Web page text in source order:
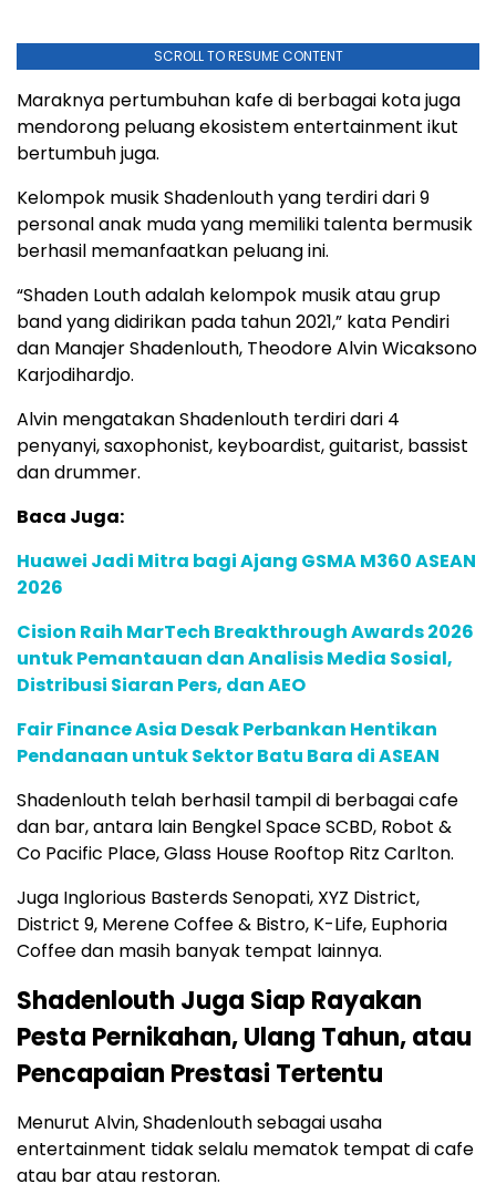
SCROLL TO RESUME CONTENT
Maraknya pertumbuhan kafe di berbagai kota juga
mendorong peluang ekosistem entertainment ikut
bertumbuh juga.
Kelompok musik Shadenlouth yang terdiri dari 9
personal anak muda yang memiliki talenta bermusik
berhasil memanfaatkan peluang ini.
“Shaden Louth adalah kelompok musik atau grup
band yang didirikan pada tahun 2021,” kata Pendiri
dan Manajer Shadenlouth, Theodore Alvin Wicaksono
Karjodihardjo.
Alvin mengatakan Shadenlouth terdiri dari 4
penyanyi, saxophonist, keyboardist, guitarist, bassist
dan drummer.
Baca Juga:
Huawei Jadi Mitra bagi Ajang GSMA M360 ASEAN
2026
Cision Raih MarTech Breakthrough Awards 2026
untuk Pemantauan dan Analisis Media Sosial,
Distribusi Siaran Pers, dan AEO
Fair Finance Asia Desak Perbankan Hentikan
Pendanaan untuk Sektor Batu Bara di ASEAN
Shadenlouth telah berhasil tampil di berbagai cafe
dan bar, antara lain Bengkel Space SCBD, Robot &
Co Pacific Place, Glass House Rooftop Ritz Carlton.
Juga Inglorious Basterds Senopati, XYZ District,
District 9, Merene Coffee & Bistro, K-Life, Euphoria
Coffee dan masih banyak tempat lainnya.
Shadenlouth Juga Siap Rayakan
Pesta Pernikahan, Ulang Tahun, atau
Pencapaian Prestasi Tertentu
Menurut Alvin, Shadenlouth sebagai usaha
entertainment tidak selalu mematok tempat di cafe
atau bar atau restoran.